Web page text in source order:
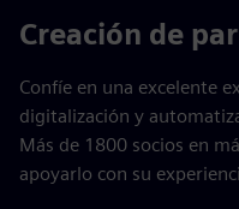
Creación de
Confíe en una excelente
digitalización y
Más de 1800 socios en
apoyarlo con su